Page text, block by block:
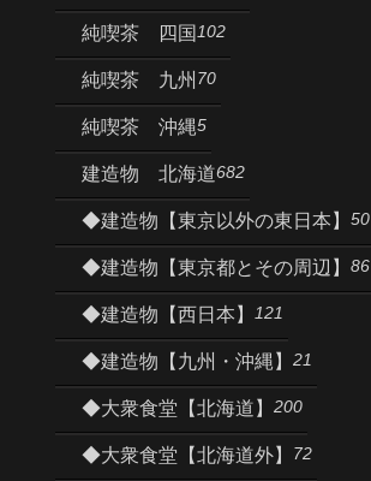
純喫茶 四国102
純喫茶 九州 70
純喫茶 沖縄5
建造物 北海道682
◆建造物【東京以外の東日本】 50
◆建造物【東京都とその周辺】 86
◆建造物【西日本】 121
◆建造物【九州・沖縄】 21
◆大衆食堂【北海道】 200
◆大衆食堂【北海道外】 72